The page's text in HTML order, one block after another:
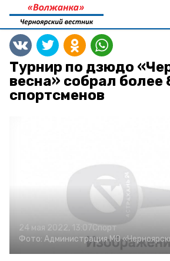
Турнир по дзюдо
весна» собрал более
спортсменов
24 мая 2022, 13:07Спорт
Фото: Администрация МО